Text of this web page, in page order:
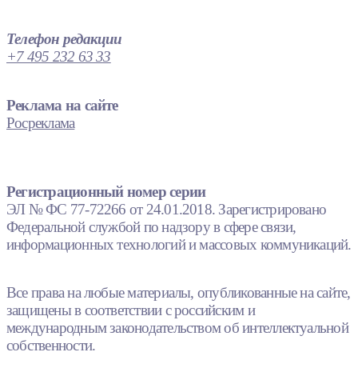
Телефон редакции
+7 495 232 63 33
Реклама на сайте
Росреклама
Регистрационный номер серии
ЭЛ № ФС 77-72266 от 24.01.2018. Зарегистрировано
Федеральной службой по надзору в сфере связи,
информационных технологий и массовых коммуникаций.
Все права на любые материалы, опубликованные на сайте,
защищены в соответствии с российским и
международным законодательством об интеллектуальной
собственности.